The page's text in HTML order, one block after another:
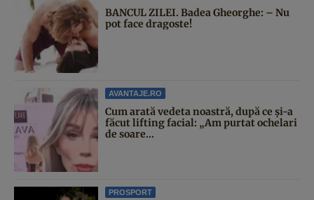
BANCUL ZILEI. Badea Gheorghe: – Nu
pot face dragoste!
AVANTAJE.RO
Cum arată vedeta noastră, după ce și-a
făcut lifting facial: „Am purtat ochelari
de soare...
PROSPORT